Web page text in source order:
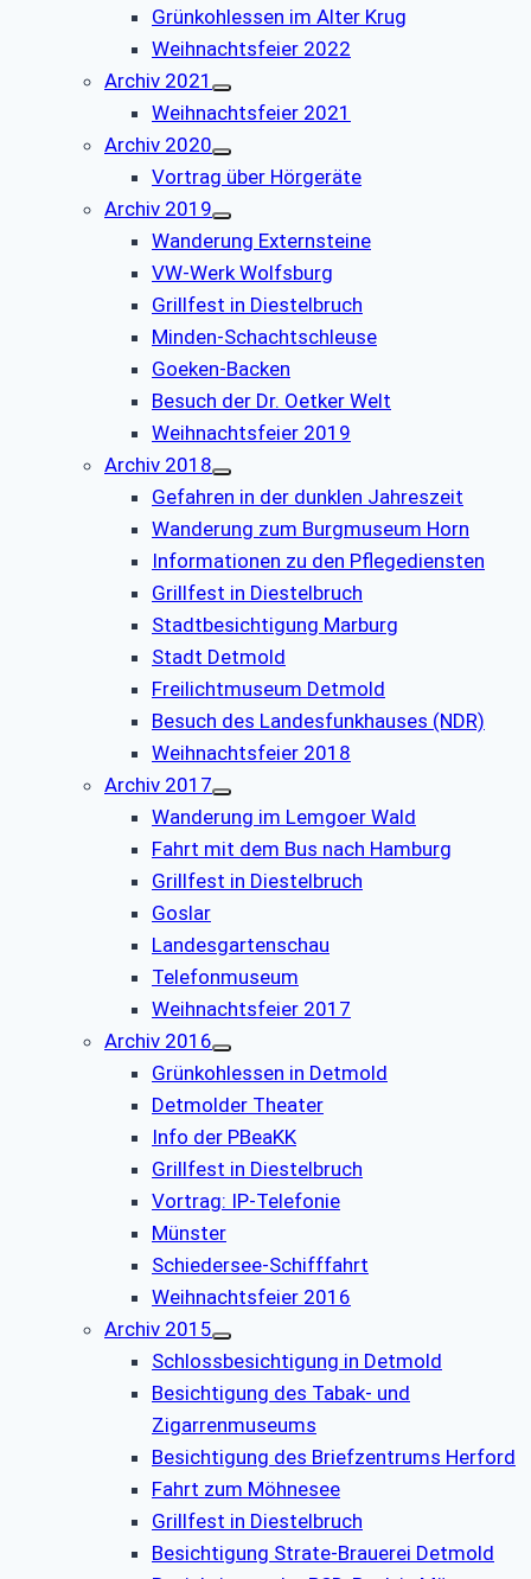
Grünkohlessen im Alter Krug
Weihnachtsfeier 2022
Archiv 2021
Weihnachtsfeier 2021
Archiv 2020
Vortrag über Hörgeräte
Archiv 2019
Wanderung Externsteine
VW-Werk Wolfsburg
Grillfest in Diestelbruch
Minden-Schachtschleuse
Goeken-Backen
Besuch der Dr. Oetker Welt
Weihnachtsfeier 2019
Archiv 2018
Gefahren in der dunklen Jahreszeit
Wanderung zum Burgmuseum Horn
Informationen zu den Pflegediensten
Grillfest in Diestelbruch
Stadtbesichtigung Marburg
Stadt Detmold
Freilichtmuseum Detmold
Besuch des Landesfunkhauses (NDR)
Weihnachtsfeier 2018
Archiv 2017
Wanderung im Lemgoer Wald
Fahrt mit dem Bus nach Hamburg
Grillfest in Diestelbruch
Goslar
Landesgartenschau
Telefonmuseum
Weihnachtsfeier 2017
Archiv 2016
Grünkohlessen in Detmold
Detmolder Theater
Info der PBeaKK
Grillfest in Diestelbruch
Vor­trag: IP-Te­le­fo­nie
Münster
Schiedersee-Schifffahrt
Weihnachtsfeier 2016
Archiv 2015
Schlossbesichtigung in Detmold
Besichtigung des Tabak- und
Zigarrenmuseums
Besichtigung des Briefzentrums Herford
Fahrt zum Möhnesee
Grillfest in Diestelbruch
Besichtigung Strate-Brauerei Detmold